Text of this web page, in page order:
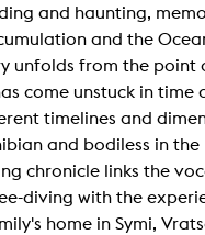
and haunting,
and the
unfolds from the point
come unstuck in time
timelines and
and bodiless in the
chronicle links the
diving with the
home in Symi,